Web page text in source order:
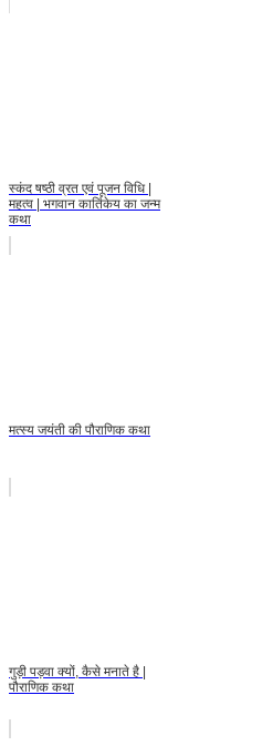
स्कंद षष्ठी व्रत एवं पूजन विधि |
महत्व | भगवान कार्तिकेय का जन्म
कथा
मत्स्य जयंती की पौराणिक कथा
गुड़ी पड़वा क्यों, कैसे मनाते है |
पौराणिक कथा